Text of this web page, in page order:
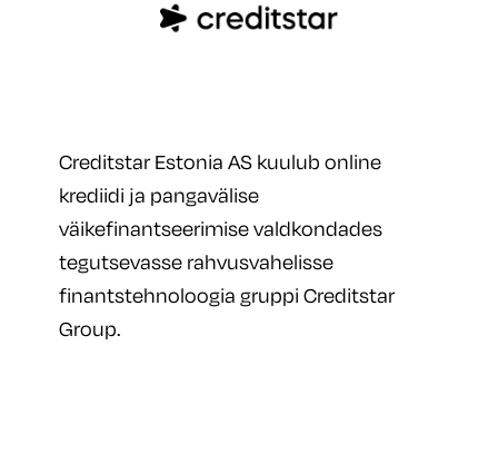
Creditstar Estonia AS kuulub online
krediidi ja pangavälise
väikefinantseerimise valdkondades
tegutsevasse rahvusvahelisse
finantstehnoloogia gruppi Creditstar
Group.